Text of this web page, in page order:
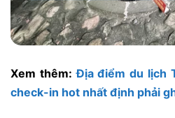
Xem thêm:Địa điểm du lịch
check-in hot nhất định phải